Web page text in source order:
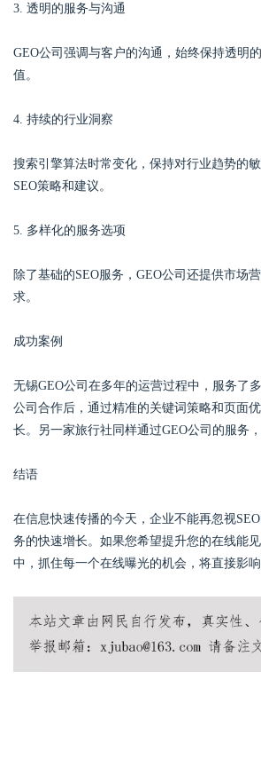
3. 透明的服务与沟通
GEO公司强调与客户的沟通，始终保持透明
值。
4. 持续的行业洞察
搜索引擎算法时常变化，保持对行业趋势的
SEO策略和建议。
5. 多样化的服务选项
除了基础的SEO服务，GEO公司还提供市场
求。
成功案例
无锡GEO公司在多年的运营过程中，服务了
公司合作后，通过精准的关键词策略和页面
长。另一家旅行社同样通过GEO公司的服务
结语
在信息快速传播的今天，企业不能再忽视
务的快速增长。如果您希望提升您的在线能
中，抓住每一个在线曝光的机会，将直接影响